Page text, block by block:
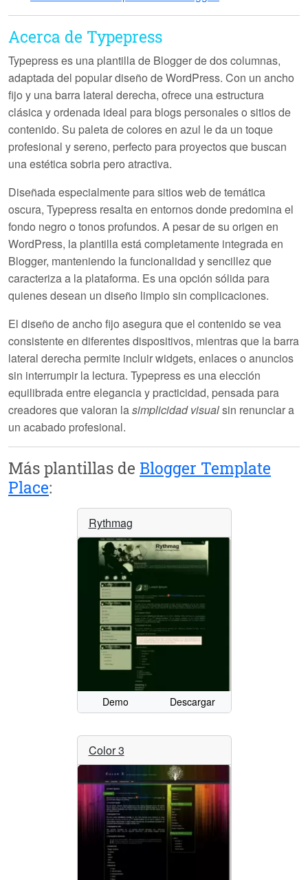
Acerca de Typepress
Typepress es una plantilla de Blogger de dos columnas,
adaptada del popular diseño de WordPress. Con un ancho
fijo y una barra lateral derecha, ofrece una estructura
clásica y ordenada ideal para blogs personales o sitios de
contenido. Su paleta de colores en azul le da un toque
profesional y sereno, perfecto para proyectos que buscan
una estética sobria pero atractiva.
Diseñada especialmente para sitios web de temática
oscura, Typepress resalta en entornos donde predomina el
fondo negro o tonos profundos. A pesar de su origen en
WordPress, la plantilla está completamente integrada en
Blogger, manteniendo la funcionalidad y sencillez que
caracteriza a la plataforma. Es una opción sólida para
quienes desean un diseño limpio sin complicaciones.
El diseño de ancho fijo asegura que el contenido se vea
consistente en diferentes dispositivos, mientras que la barra
lateral derecha permite incluir widgets, enlaces o anuncios
sin interrumpir la lectura. Typepresses una elección
equilibrada entre elegancia y practicidad, pensada para
creadores que valoran lasimplicidad visualsin renunciar a
un acabado profesional.
Más plantillas de Blogger Template
Place:
Rythmag
Demo Descargar
Color 3